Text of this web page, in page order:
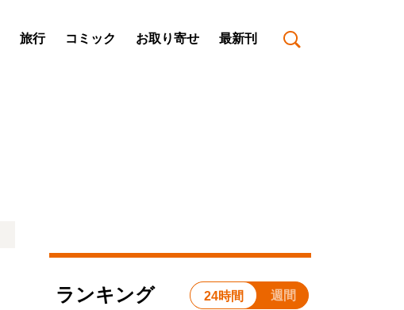
旅行 コミック お取り寄せ 最新刊
ランキング 24時間 週間